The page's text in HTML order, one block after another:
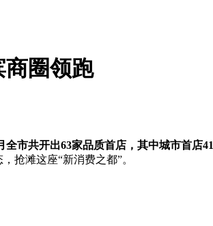
商圈领跑
全市共开出63家品质首店，其中城市首店41
抢滩这座“新消费之都”。